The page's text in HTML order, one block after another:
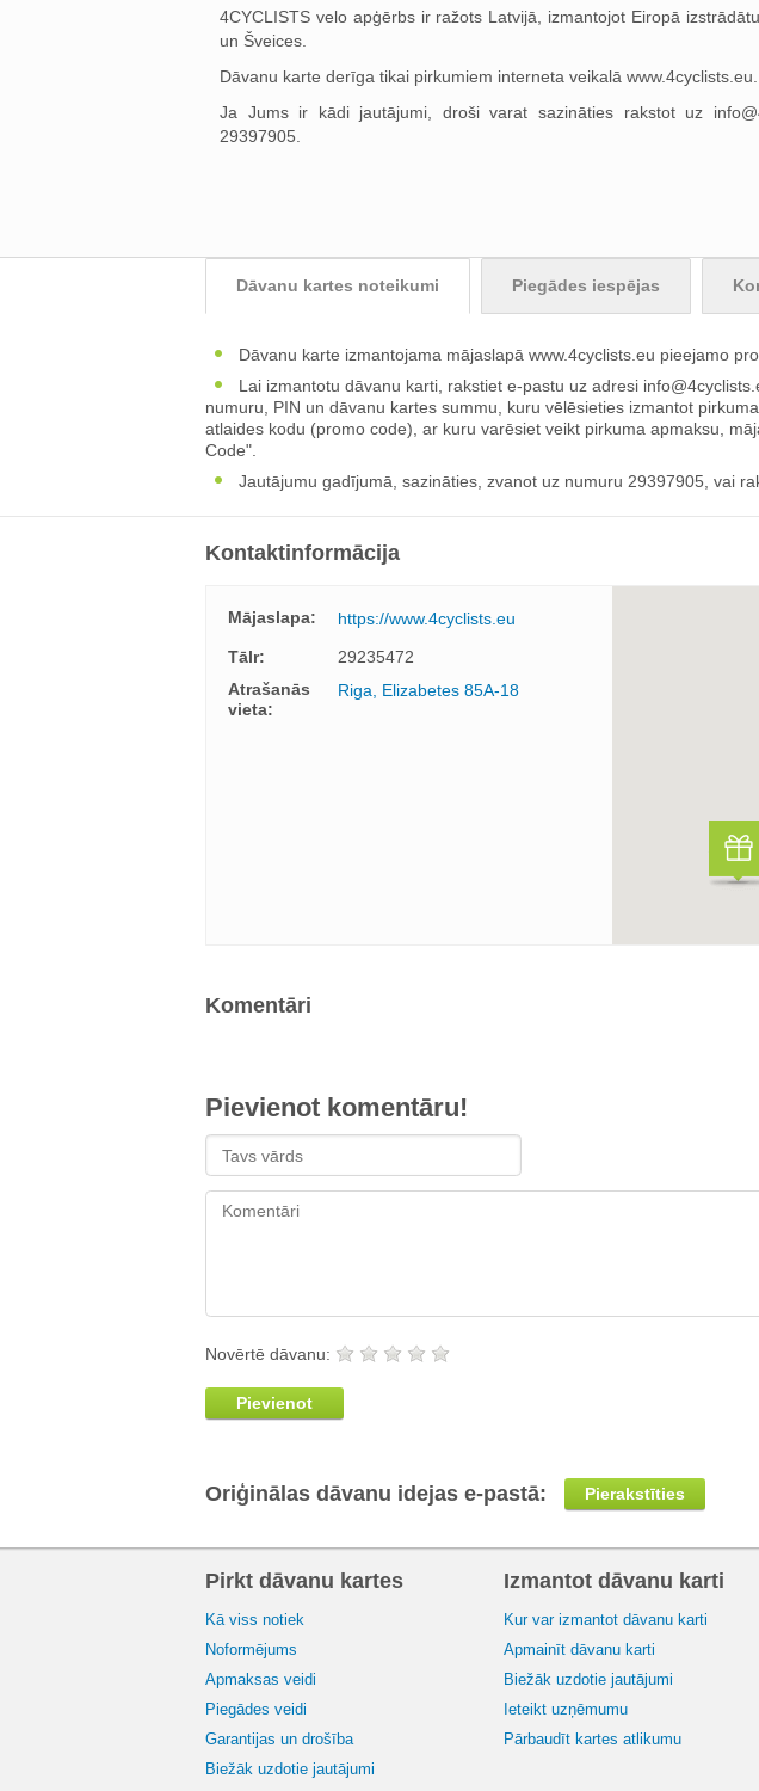
4CYCLISTS velo apģērbs ir ražots Latvijā, izmantojot Eiropā
un Šveices.
Dāvanu karte derīga tikai pirkumiem interneta veikalā www.4cyclists.eu.
Ja Jums ir kādi jautājumi, droši varat sazināties rakstot uz
29397905.
Dāvanu kartes noteikumi Piegādes iespējas
Dāvanu karte izmantojama mājaslapā www.4cyclists.eu pieejamo
Lai izmantotu dāvanu karti, rakstiet e-pastu uz adresi
numuru, PIN un dāvanu kartes summu, kuru vēlēsieties izmantot
atlaides kodu (promo code), ar kuru varēsiet veikt pirkuma apmaksu,
Code".
Jautājumu gadījumā, sazināties, zvanot uz numuru 29397905, vai
Kontaktinformācija
Mājaslapa:
https://www.4cyclists.eu
Tālr:
29235472
Atrašanās
vieta:
Riga, Elizabetes 85A-18
Komentāri
Pievienot komentāru!
Novērtē dāvanu:
Pievienot
Oriģinālas dāvanu idejas e-pastā: Pierakstīties
Pirkt dāvanu kartes
Kā viss notiek
Noformējums
Apmaksas veidi
Piegādes veidi
Garantijas un drošība
Biežāk uzdotie jautājumi
Izmantot dāvanu karti
Kur var izmantot dāvanu karti
Apmainīt dāvanu karti
Biežāk uzdotie jautājumi
Ieteikt uzņēmumu
Pārbaudīt kartes atlikumu